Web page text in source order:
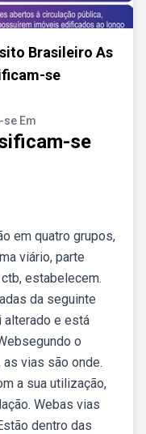
Brasileiro As
se
Em
se
em quatro grupos,
viário, parte
estabelecem.
da seguinte
alterado e está
o
vias são onde.
a sua utilização,
Webas vias
dentro das